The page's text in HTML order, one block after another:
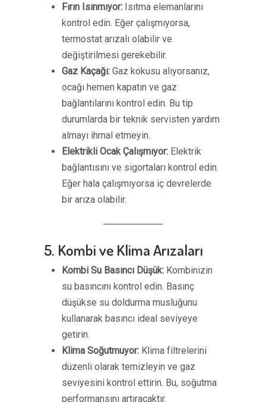
Fırın Isınmıyor: Isıtma elemanlarını
kontrol edin. Eğer çalışmıyorsa,
termostat arızalı olabilir ve
değiştirilmesi gerekebilir.
Gaz Kaçağı: Gaz kokusu alıyorsanız,
ocağı hemen kapatın ve gaz
bağlantılarını kontrol edin. Bu tip
durumlarda bir teknik servisten yardım
almayı ihmal etmeyin.
Elektrikli Ocak Çalışmıyor: Elektrik
bağlantısını ve sigortaları kontrol edin.
Eğer hala çalışmıyorsa iç devrelerde
bir arıza olabilir.
5. Kombi ve Klima Arızaları
Kombi Su Basıncı Düşük: Kombinizin
su basıncını kontrol edin. Basınç
düşükse su doldurma musluğunu
kullanarak basıncı ideal seviyeye
getirin.
Klima Soğutmuyor: Klima filtrelerini
düzenli olarak temizleyin ve gaz
seviyesini kontrol ettirin. Bu, soğutma
performansını artıracaktır.